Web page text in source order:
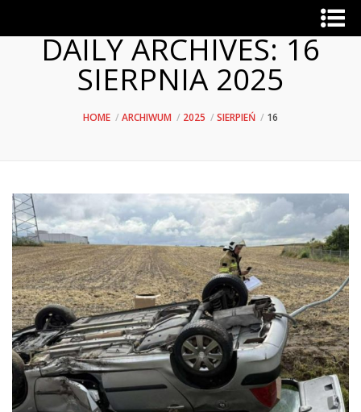
DAILY ARCHIVES:16
SIERPNIA 2025
HOME ARCHIWUM 2025 SIERPIEŃ 16